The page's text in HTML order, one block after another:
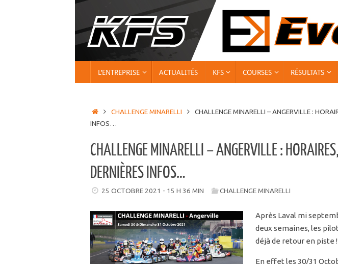
L’ENTREPRISE ACTUALITÉS KFS COURSES RÉSULTATS
ACCUEIL
CHALLENGE MINARELLI
CHALLENGE MINARELLI – ANGERVILLE :
INFOS…
CHALLENGE MINARELLI – ANGERVILLE :
DERNIÈRES INFOS…
25 OCTOBRE 2021 - 15 H 36 MIN CHALLENGE MINARELLI
Après Laval mi
deux semaines, les
déjà de retour en piste !
En effet les 30/31